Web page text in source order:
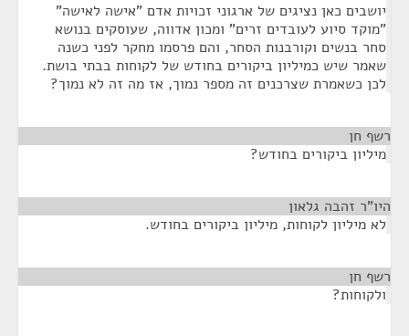
יושבים כאן נציגים של ארגוני זכויות אדם "אישה לאישה"
"מוקד סיוע לעובדים זרים" ומכון אדווה, שעוסקים בנושא
סחר בנשים וקורבנות הסחר, והם פרסמו מחקר לפני כשנה
שאמר שיש כמיליון ביקורים בחודש של לקוחות בבתי בושת.
לכן כשאמרת שצרכנים זה מספר נמוך, אז מה זה לא נמוך?
רשף חן
מיליון ביקורים בחודש?
היו"ר זהבה גלאון
לא מיליון לקוחות, מיליון ביקורים בחודש.
רשף חן
ולקוחות?